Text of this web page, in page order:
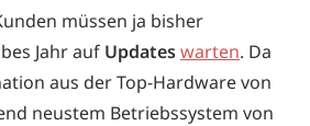
müssen ja bisher
Jahr auf Updateswarten. Da
aus der Top-Hardware von
neustem Betriebssystem von